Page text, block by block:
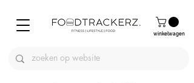
winkelwagen